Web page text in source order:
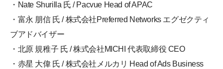
・Nate Shurilla 氏 / Pacvue Head of APAC
・富永 朋信 氏 / 株式会社Preferred Networks エグゼクティ
ブアドバイザー
・北原 規稚子 氏 / 株式会社MICHI 代表取締役 CEO
・赤星 大偉 氏 / 株式会社メルカリ Head of Ads Business